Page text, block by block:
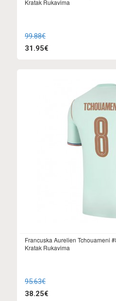
Kratak Rukavima
99.88€
31.95€
Francuska Aurelien Tchouameni
Kratak Rukavima
95.63€
38.25€